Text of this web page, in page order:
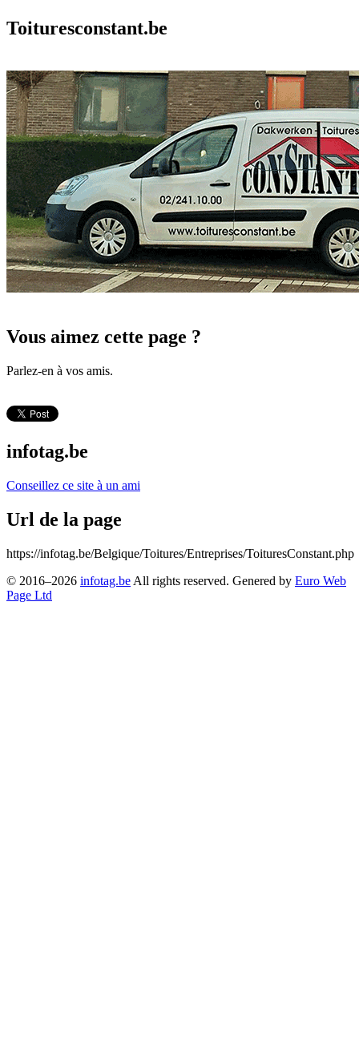
Toituresconstant.be
Vous aimez cette page ?
Parlez-en à vos amis.
infotag.be
Conseillez ce site à un ami
Url de la page
https://infotag.be/Belgique/Toitures/Entreprises/ToituresConstant.php
© 2016–2026 infotag.be All rights reserved. Genered by Euro Web
Page Ltd